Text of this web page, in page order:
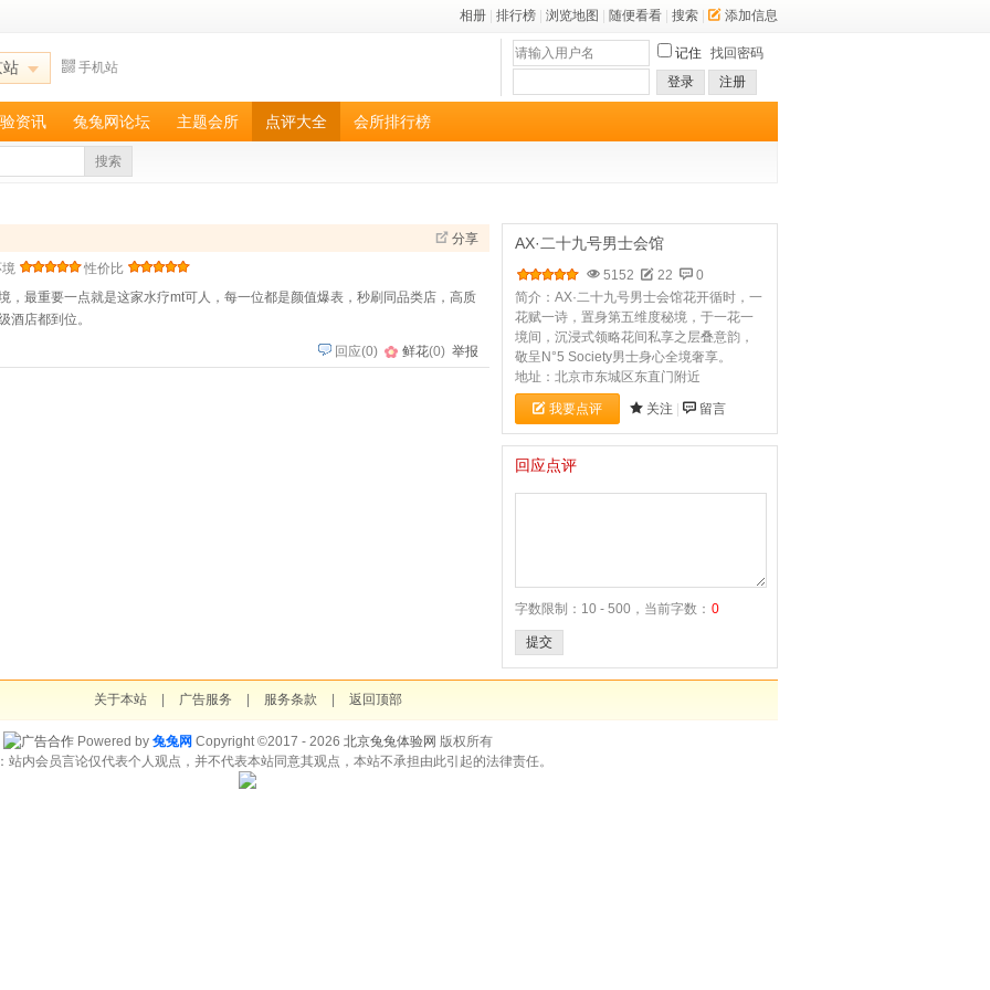
相册 排行榜 浏览地图 随便看看 搜索 添加信息
站 手机站
记住 找回密码
登录
注册
资讯 兔兔网论坛 主题会所 点评大全 会所排行榜
搜索
分享
性价比
，最重要一点就是这家水疗mt可人，每一位都是颜值爆表，秒刷同品类店，高质
酒店都到位。
回应(0) 鲜花(0) 举报
AX·二十九号男士会馆
5152 22
0
简介：AX·二十九号男士会馆花开循时，一
花赋一诗，置身第五维度秘境，于一花一
境间，沉浸式领略花间私享之层叠意韵，
敬呈N°5 Society男士身心全境奢享。
地址：北京市东城区东直门附近
我要点评 关注 留言
回应点评
字数限制：10 - 500，当前字数： 0
提交
关于本站 广告服务 服务条款 返回顶部
Powered by 兔兔网 Copyright ©2017 - 2026 北京兔兔体验网 版权所有
站内会员言论仅代表个人观点，并不代表本站同意其观点，本站不承担由此引起的法律责任。